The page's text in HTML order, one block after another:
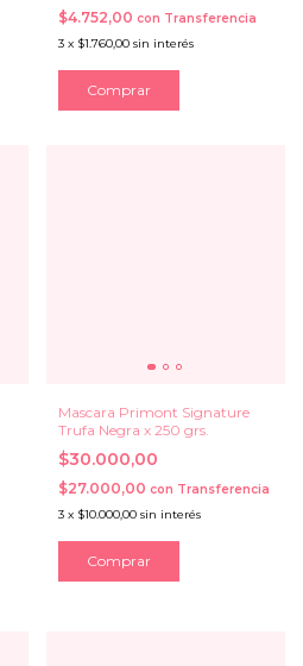
$4.752,00 con Transferencia
3 x $1.760,00 sin interés
Mascara Primont Signature
Trufa Negra x 250 grs.
$30.000,00
$27.000,00 con Transferencia
3 x $10.000,00 sin interés